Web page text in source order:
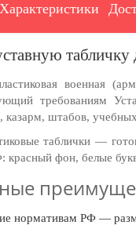
воскресенье
день
Отечества
конституции РФ
работника органов
Характеристики
военная
требованиям
штабов,
таблички —
фон, белые
нормативам РФ —